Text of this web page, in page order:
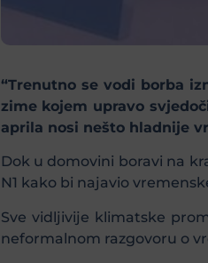
“Trenutno se vodi borba
zime kojem upravo
aprila nosi nešto hladnije
Dok u domovini boravi na
N1 kako bi najavio
Sve vidljivije klimatske
neformalnom razgovoru o